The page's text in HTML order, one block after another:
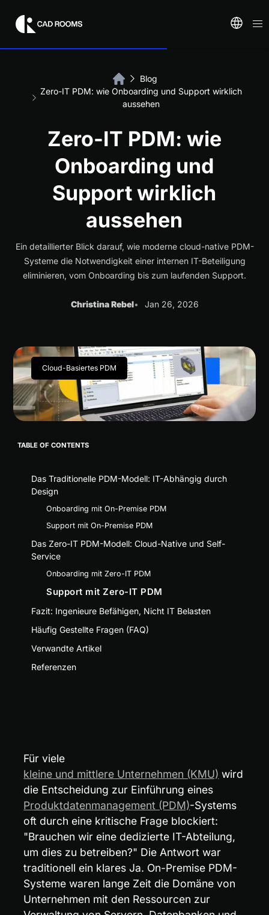
Blog
Zero-IT PDM: wie Onboarding und Support wirklich
aussehen
Zero-IT PDM: wie
Onboarding und
Support wirklich
aussehen
Ein detaillierter Blick darauf, wie moderne cloud-native PDM-
Systeme die Notwendigkeit einer internen IT-Beteiligung
eliminieren, vom Onboarding bis zum laufenden Support.
Christina Rebel Jan 26, 2026
Cloud-Basiertes PDM
TABLE OF CONTENTS
Das Traditionelle PDM-Modell: IT-Abhängig durch
Design
Onboarding mit On-Premise PDM
Support mit On-Premise PDM
Das Zero-IT PDM-Modell: Cloud-Native und Self-
Service
Onboarding mit Zero-IT PDM
Support mit Zero-IT PDM
Fazit: Ingenieure Befähigen, Nicht IT Belasten
Häufig Gestellte Fragen (FAQ)
Verwandte Artikel
Referenzen
Für viele
kleine und mittlere Unternehmen (KMU) wird
die Entscheidung zur Einführung eines
Produktdatenmanagement (PDM)-Systems
oft durch eine kritische Frage blockiert:
"Brauchen wir eine dedizierte IT-Abteilung,
um dies zu betreiben?" Die Antwort war
traditionell ein klares Ja. On-Premise PDM-
Systeme waren lange Zeit die Domäne von
Unternehmen mit den Ressourcen zur